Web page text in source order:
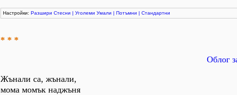
Настройки: Разшири Стесни | Уголеми Умали | Потъмни | Стандартни
* * *
Облог
Жънали са, жънали,
мома момък наджъня